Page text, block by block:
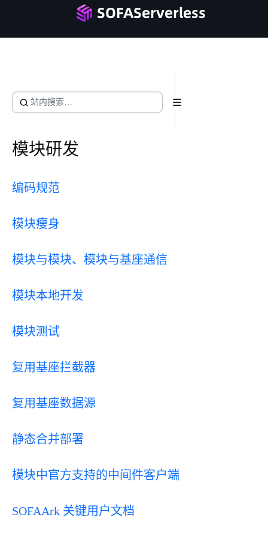
SOFAServerless
模块研发
编码规范
模块瘦身
模块与模块、模块与基座通信
模块本地开发
模块测试
复用基座拦截器
复用基座数据源
静态合并部署
模块中官方支持的中间件客户端
SOFAArk 关键用户文档